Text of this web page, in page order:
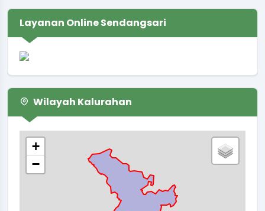
Layanan Online Sendangsari
Wilayah Kalurahan
+
−